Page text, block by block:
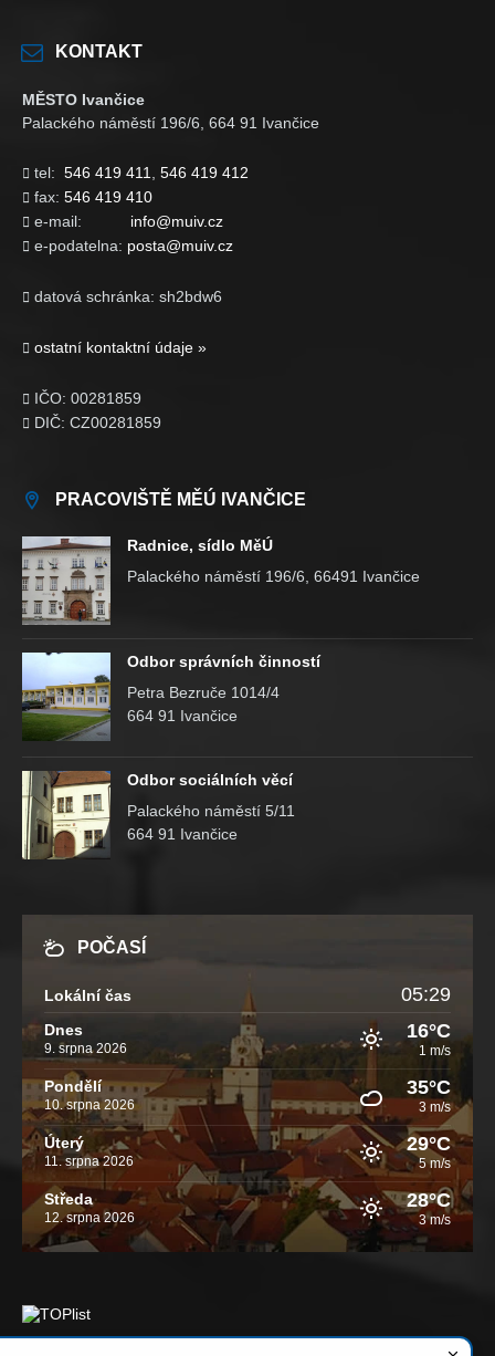
KONTAKT
MĚSTO Ivančice
Palackého náměstí 196/6, 664 91 Ivančice
 tel: 546 419 411 546 419 412
 fax: 546 419 410
 e-mail: info@muiv.cz
 e-podatelna: posta@muiv.cz
 datová schránka: sh2bdw6
 ostatní kontaktní údaje »
 IČO: 00281859
 DIČ: CZ00281859
PRACOVIŠTĚ MĚÚ IVANČICE
Radnice, sídlo MěÚ
Palackého náměstí 196/6, 66491 Ivančice
Odbor správních činností
Petra Bezruče 1014/4
664 91 Ivančice
Odbor sociálních věcí
Palackého náměstí 5/11
664 91 Ivančice
POČASÍ
Lokální čas 05:29
Dnes
9. srpna 2026
16°C
1 m/s
Pondělí
10. srpna 2026
35°C
3 m/s
Úterý
11. srpna 2026
29°C
5 m/s
Středa
12. srpna 2026
28°C
3 m/s